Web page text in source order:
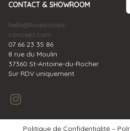
CONTACT & SHOWROOM
hello@lovestories-
concept.com
07 66 23 35 86
8 rue du Moulin
37360 St-Antoine-du-Rocher
Sur RDV uniquement
Politique de Confidentialité –